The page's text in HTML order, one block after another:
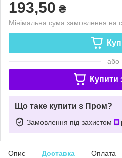
193,50 ₴
Мінімальна сума замовлення на
або
Купити
Що таке купити з Пром?
Замовлення під захистом
Опис Доставка Оплата